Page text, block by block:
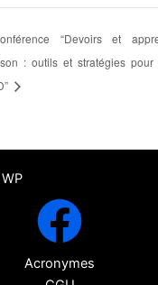
“Devoirs et
: outils et stratégies
Acronymes